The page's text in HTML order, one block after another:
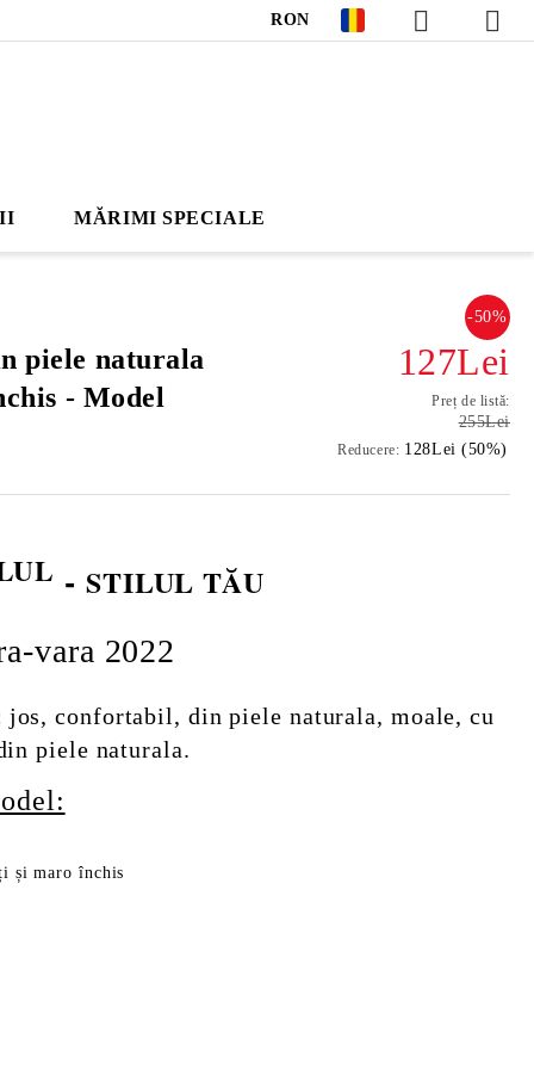
RON
MĂRIMI SPECIALE
piele naturala
- Model
-50%
127Lei
Preț de listă:
255Lei
Reducere: 128Lei (50%)
- STILUL TĂU
vara 2022
jos, confortabil, din piele naturala, moale, cu
piele naturala.
și maro închis